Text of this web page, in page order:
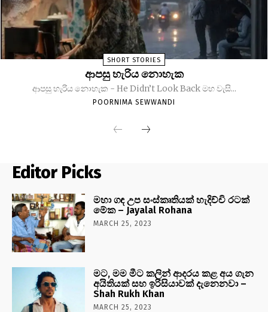
SHORT STORIES
ආපසු හැරිය නොහැක
ආපසු හැරිය නොහැක - He Didn’t Look Back මහ වැසි...
POORNIMA SEWWANDI
Editor Picks
මහා ගඳ උප සංස්කෘතියක් හැදිච්චි රටක්
මේක – Jayalal Rohana
MARCH 25, 2023
මට, මම මීට කලින් ආදරය කළ අය ගැන
අයිතියක් සහ ඉරිසියාවක් දැනෙනවා –
Shah Rukh Khan
MARCH 25, 2023